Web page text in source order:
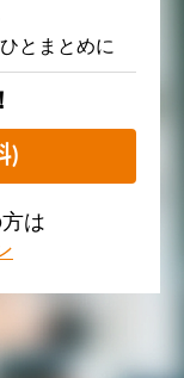
とまとめに
)
は